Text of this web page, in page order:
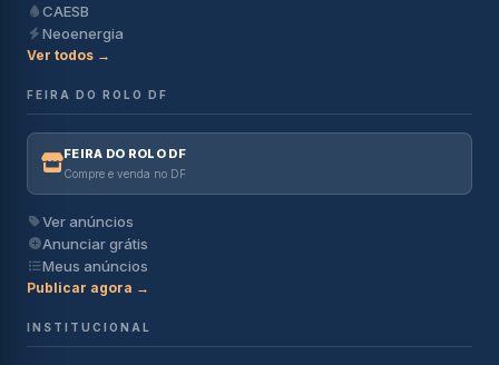
CAESB
Neoenergia
Ver todos →
FEIRA DO ROLO DF
FEIRA DO ROLO DF
Compre e venda no DF
Ver anúncios
Anunciar grátis
Meus anúncios
Publicar agora →
INSTITUCIONAL